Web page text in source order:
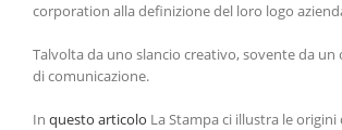
corporation alla definizione del loro logo
Talvolta da uno slancio creativo, sovente da
di comunicazione.
In questo articolo La Stampa ci illustra le origini